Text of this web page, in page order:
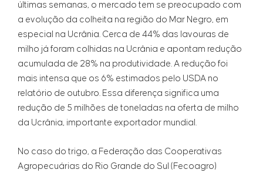
últimas semanas, o mercado tem se preocupado com
a evolução da colheita na região do Mar Negro, em
especial na Ucrânia. Cerca de 44% das lavouras de
milho já foram colhidas na Ucrânia e apontam redução
acumulada de 28% na produtividade. A redução foi
mais intensa que os 6% estimados pelo USDA no
relatório de outubro. Essa diferença significa uma
redução de 5 milhões de toneladas na oferta de milho
da Ucrânia, importante exportador mundial.
No caso do trigo, a Federação das Cooperativas
Agropecuárias do Rio Grande do Sul (Fecoagro)